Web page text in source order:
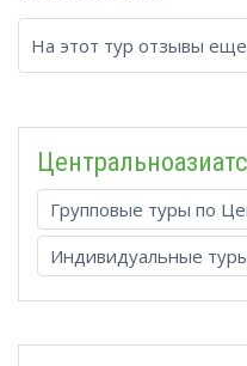
На этот тур отзывы
Групповые туры по
Индивидуальные